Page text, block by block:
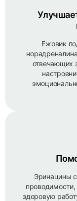
Ежовик
отвечающих
Эринацины
здоровую